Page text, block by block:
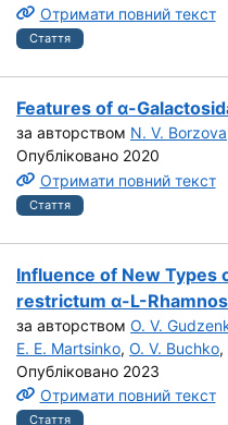
Отримати повний текст
Стаття
під номером 9
Features of α-
за авторством N. V. Borzova
Опубліковано 2020
Отримати повний текст
Стаття
під номером 10
Influence of New Types
restrictum α-L-
за авторством O. V.
E. E. Martsinko, O. V. Buchko,
Опубліковано 2023
Отримати повний текст
Стаття